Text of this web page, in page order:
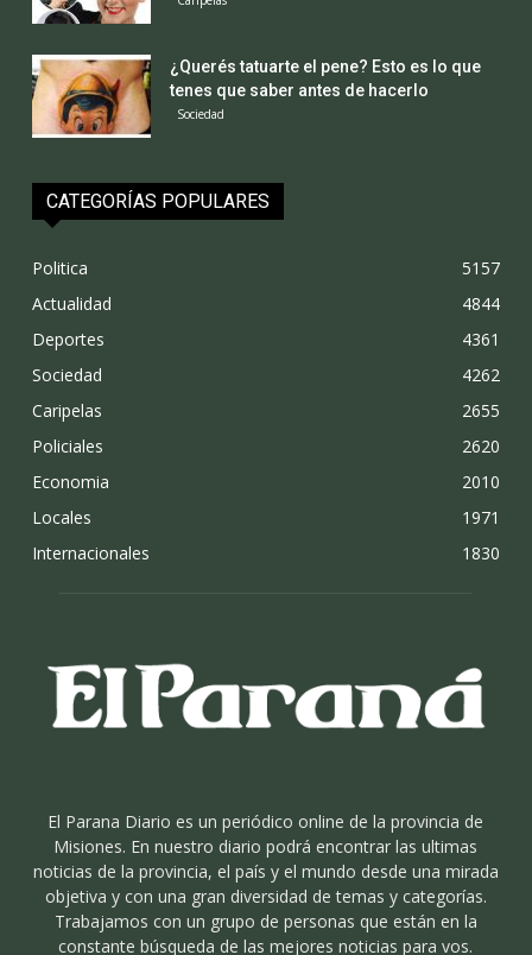
¿Querés tatuarte el pene? Esto es lo que
tenes que saber antes de hacerlo
Sociedad
CATEGORÍAS POPULARES
Politica
5157
Actualidad
4844
Deportes
4361
Sociedad
4262
Caripelas
2655
Policiales
2620
Economia
2010
Locales
1971
Internacionales
1830
El Parana Diario es un periódico online de la provincia de
Misiones. En nuestro diario podrá encontrar las ultimas
noticias de la provincia, el país y el mundo desde una mirada
objetiva y con una gran diversidad de temas y categorías.
Trabajamos con un grupo de personas que están en la
constante búsqueda de las mejores noticias para vos.